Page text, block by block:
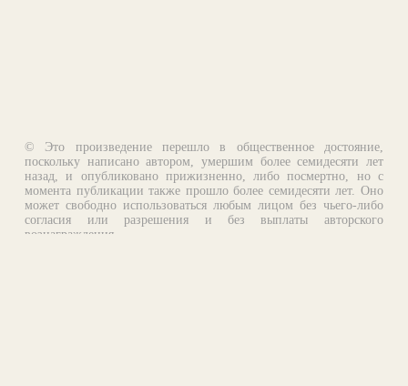
© Это произведение перешло в общественное достояние,
поскольку написано автором, умершим более семидесяти лет
назад, и опубликовано прижизненно, либо посмертно, но с
момента публикации также прошло более семидесяти лет. Оно
может свободно использоваться любым лицом без чьего-либо
согласия или разрешения и без выплаты авторского
вознаграждения.